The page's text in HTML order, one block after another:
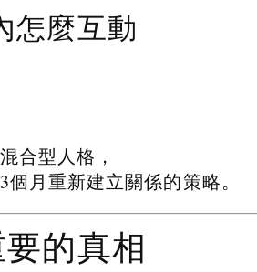
怎麼互動
合型人格，
月重新建立關係的策略。
的真相